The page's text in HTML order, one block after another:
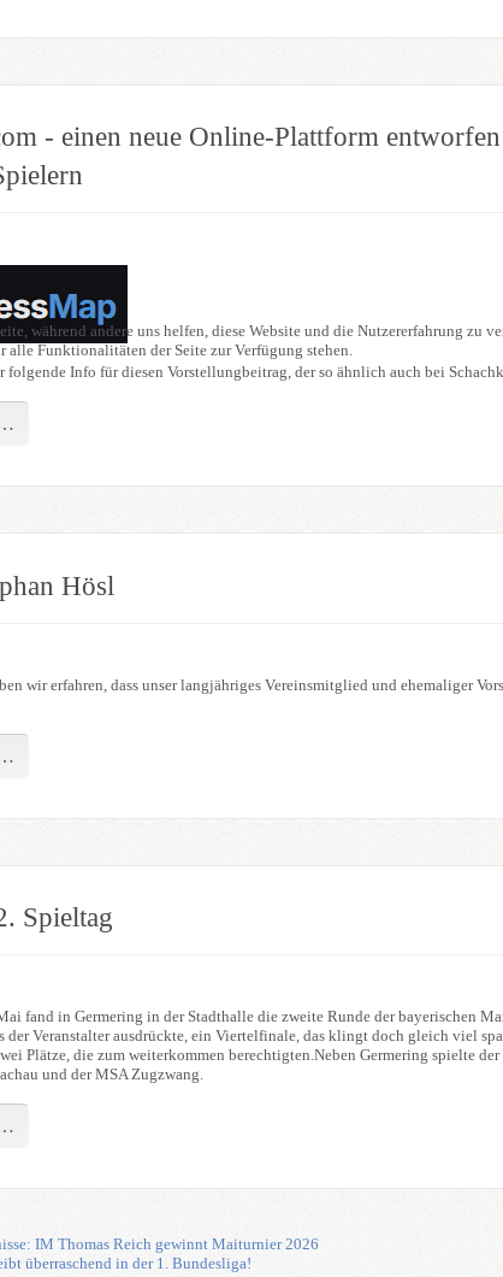
- einen neue Online-Plattform
Info für diesen Vorstellungbeitrag, der so ähnlich auch bei
…
Hösl
wir erfahren, dass unser langjähriges Vereinsmitglied und ehemaliger
…
Spieltag
fand in Germering in der Stadthalle die zweite Runde der bayerischen
der Veranstalter ausdrückte, ein Viertelfinale, das klingt doch gleich viel
Plätze, die zum weiterkommen berechtigten.Neben Germering spielte
und der MSA Zugzwang.
…
IM Thomas Reich gewinnt Maiturnier 2026
überraschend in der 1. Bundesliga!
während andere uns helfen, diese Website und die Nutzererfahrung zu
alle Funktionalitäten der Seite zur Verfügung stehen.